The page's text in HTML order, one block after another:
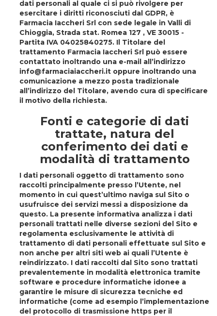
dati personali al quale ci si può rivolgere per
esercitare i diritti riconosciuti dal GDPR, è
Farmacia Iaccheri Srl con sede legale in Valli di
Chioggia, Strada stat. Romea 127 , VE 30015 -
Partita IVA 04025840275. Il Titolare del
trattamento Farmacia Iaccheri Srl può essere
contattato inoltrando una e-mail all’indirizzo
info@farmaciaiaccheri.it oppure inoltrando una
comunicazione a mezzo posta tradizionale
all’indirizzo del Titolare, avendo cura di specificare
il motivo della richiesta.
Fonti e categorie di dati
trattate, natura del
conferimento dei dati e
modalità di trattamento
I dati personali oggetto di trattamento sono
raccolti principalmente presso l’Utente, nel
momento in cui quest’ultimo naviga sul Sito o
usufruisce dei servizi messi a disposizione da
questo. La presente informativa analizza i dati
personali trattati nelle diverse sezioni del Sito e
regolamenta esclusivamente le attività di
trattamento di dati personali effettuate sul Sito e
non anche per altri siti web ai quali l’Utente è
reindirizzato. I dati raccolti dal Sito sono trattati
prevalentemente in modalità elettronica tramite
software e procedure informatiche idonee a
garantire le misure di sicurezza tecniche ed
informatiche (come ad esempio l’implementazione
del protocollo di trasmissione https per il